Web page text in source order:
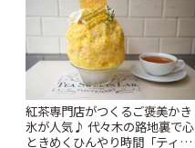
紅茶専門店がつくるご褒美かき
氷が人気♪ 代々木の路地裏で心
ときめくひんやり時間「ティー